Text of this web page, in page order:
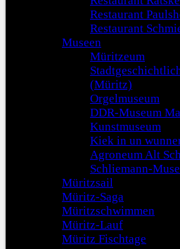
Restaurant
Restaurant
Museen
Müritzeum
(Müritz)
Orgelmuseum
DDR-Museum
Kunstmuseum
Kiek in un
Agroneum Alt
Schliemann-
Müritzsail
Müritz-Saga
Müritzschwimmen
Müritz-Lauf
Müritz Fischtage